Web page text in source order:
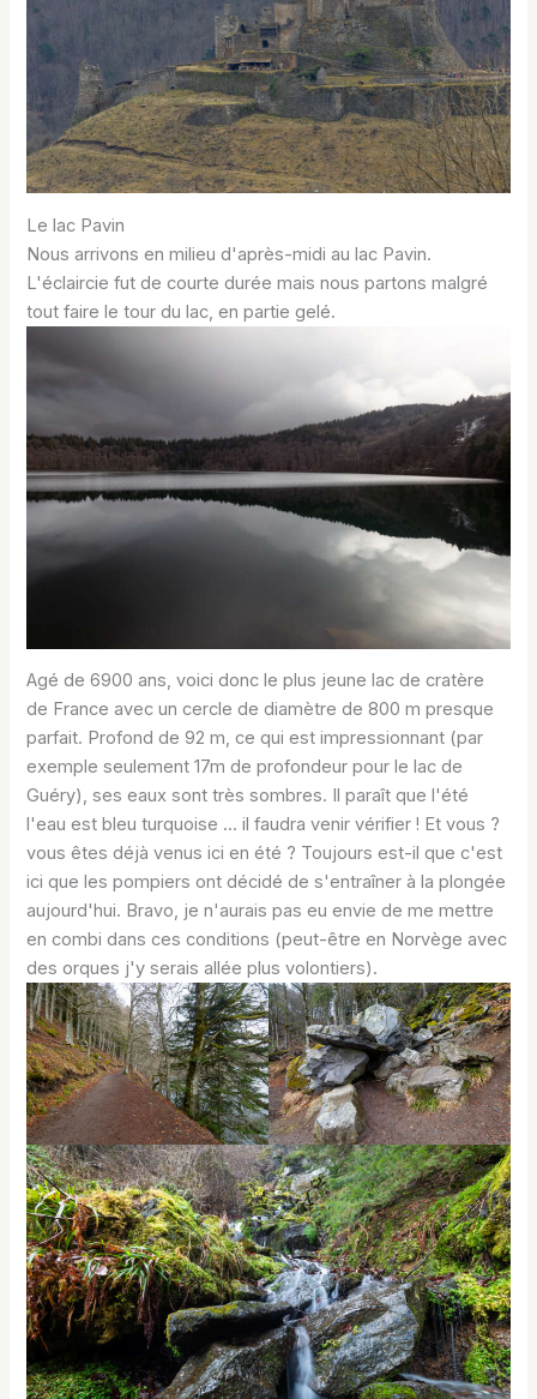
Le lac Pavin
Nous arrivons en milieu d'après-midi au lac Pavin.
L'éclaircie fut de courte durée mais nous partons malgré
tout faire le tour du lac, en partie gelé.
Agé de 6900 ans, voici donc le plus jeune lac de cratère
de France avec un cercle de diamètre de 800 m presque
parfait. Profond de 92 m, ce qui est impressionnant (par
exemple seulement 17m de profondeur pour le lac de
Guéry), ses eaux sont très sombres. Il paraît que l'été
l'eau est bleu turquoise ... il faudra venir vérifier ! Et vous ?
vous êtes déjà venus ici en été ? Toujours est-il que c'est
ici que les pompiers ont décidé de s'entraîner à la plongée
aujourd'hui. Bravo, je n'aurais pas eu envie de me mettre
en combi dans ces conditions (peut-être en Norvège avec
des orques j'y serais allée plus volontiers).